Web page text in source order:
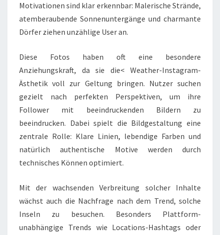
Motivationen sind klar erkennbar: Malerische Strände,
atemberaubende Sonnenuntergänge und charmante
Dörfer ziehen unzählige User an.
Diese Fotos haben oft eine besondere
Anziehungskraft, da sie die< Weather-Instagram-
Ästhetik voll zur Geltung bringen. Nutzer suchen
gezielt nach perfekten Perspektiven, um ihre
Follower mit beeindruckenden Bildern zu
beeindrucken. Dabei spielt die Bildgestaltung eine
zentrale Rolle: Klare Linien, lebendige Farben und
natürlich authentische Motive werden durch
technisches Können optimiert.
Mit der wachsenden Verbreitung solcher Inhalte
wächst auch die Nachfrage nach dem Trend, solche
Inseln zu besuchen. Besonders Plattform-
unabhängige Trends wie Locations-Hashtags oder